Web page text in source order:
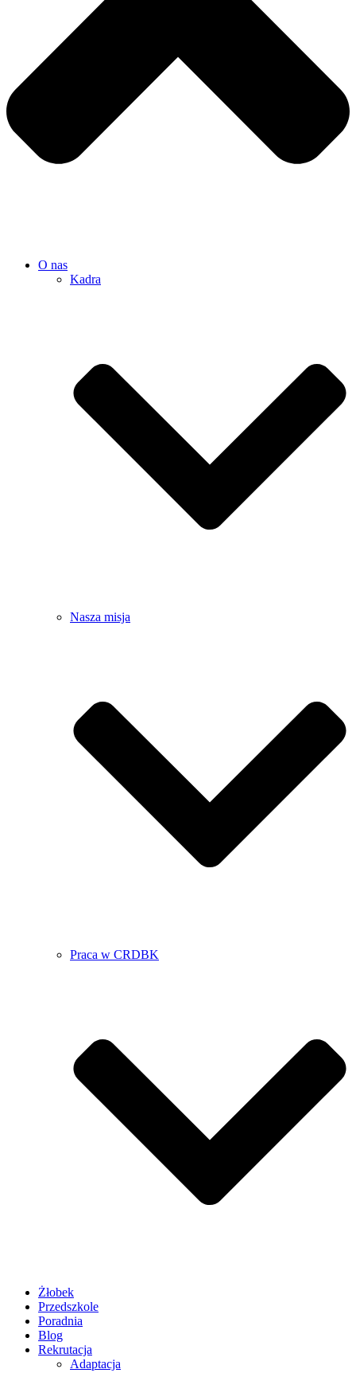
O nas
Kadra
Nasza misja
Praca w CRDBK
Żłobek
Przedszkole
Poradnia
Blog
Rekrutacja
Adaptacja